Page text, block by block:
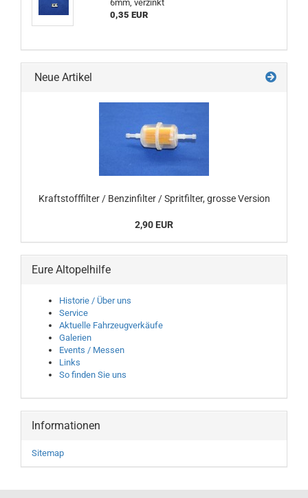
6mm, verzinkt
0,35 EUR
Neue Artikel
Kraftstofffilter / Benzinfilter / Spritfilter, grosse Version
2,90 EUR
Eure Altopelhilfe
Historie / Über uns
Service
Aktuelle Fahrzeugverkäufe
Galerien
Events / Messen
Links
So finden Sie uns
Informationen
Sitemap